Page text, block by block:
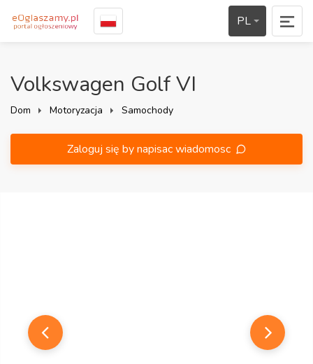
PL
Volkswagen Golf VI
Dom Motoryzacja Samochody
Zaloguj się by napisac wiadomosc